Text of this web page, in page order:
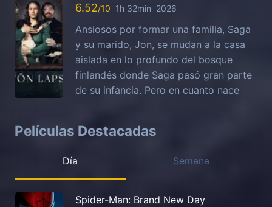
6.52 1h 32min 2026
Ansiosos por formar una familia, Saga
y su marido, Jon, se mudan a la casa
aislada en lo profundo del bosque
finlandés donde Saga pasó gran parte
de su infancia. Pero en cuanto nace
Películas Destacadas
Día Semana
Spider-Man: Brand New Day